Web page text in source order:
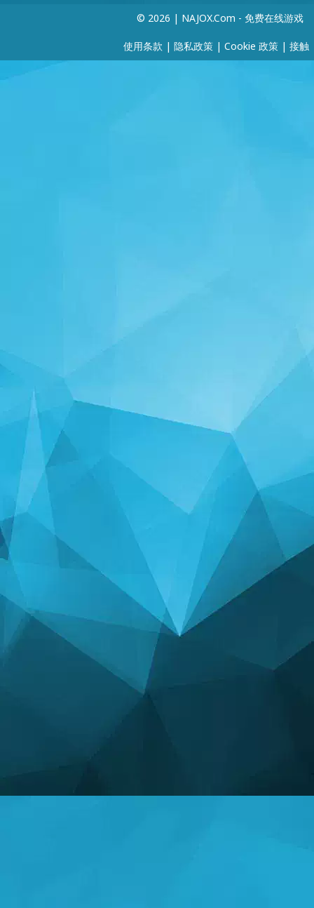
统计数据
© 2026 | NAJOX.com - 免费在线游戏
使用条款 | 隐私政策 | Cookie 政策 | 接触